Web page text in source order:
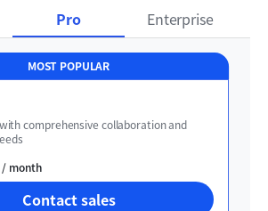
Pro Enterprise
MOST POPULAR
comprehensive collaboration and
/ month
Contact sales